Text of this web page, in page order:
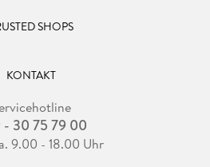
SHOPS
KONTAKT
30 75 79 00
9.00 - 18.00 Uhr